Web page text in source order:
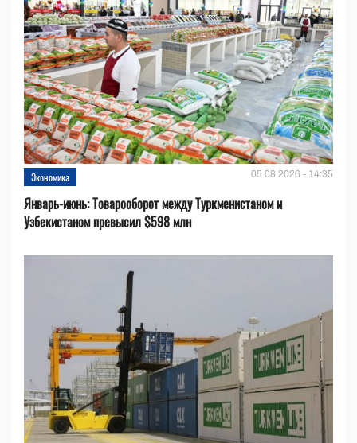
Экономика 05.08.2026 - 14:35
Январь-июнь: Товарооборот между Туркменистаном и
Узбекистаном превысил $598 млн